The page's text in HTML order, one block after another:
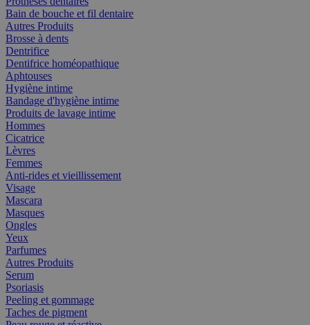
Bain de bouche et fil dentaire
Autres Produits
Brosse à dents
Dentrifice
Dentifrice homéopathique
Aphtouses
Hygiène intime
Bandage d'hygiène intime
Produits de lavage intime
Hommes
Cicatrice
Lèvres
Femmes
Anti-rides et vieillissement
Visage
Mascara
Masques
Ongles
Yeux
Parfumes
Autres Produits
Serum
Psoriasis
Peeling et gommage
Taches de pigment